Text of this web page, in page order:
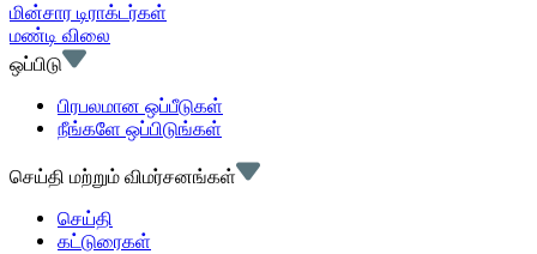
மின்சார டிராக்டர்கள்
மண்டி விலை
ஒப்பிடு
பிரபலமான ஒப்பீடுகள்
நீங்களே ஒப்பிடுங்கள்
செய்தி மற்றும் விமர்சனங்கள்
செய்தி
கட்டுரைகள்